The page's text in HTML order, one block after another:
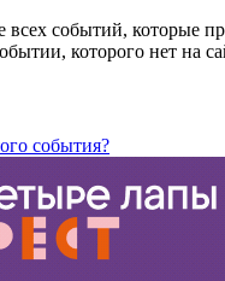
всех событий, которые
которого нет на
события?